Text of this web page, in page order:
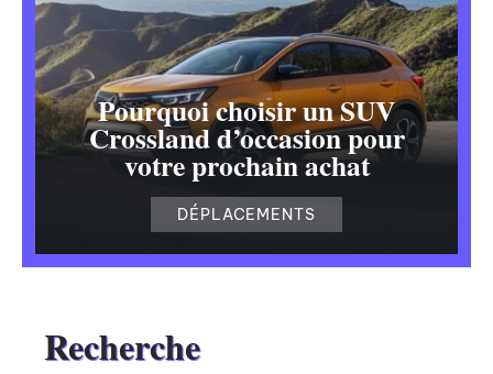
Pourquoi choisir un SUV
Crossland d’occasion pour
votre prochain achat
DÉPLACEMENTS
Recherche